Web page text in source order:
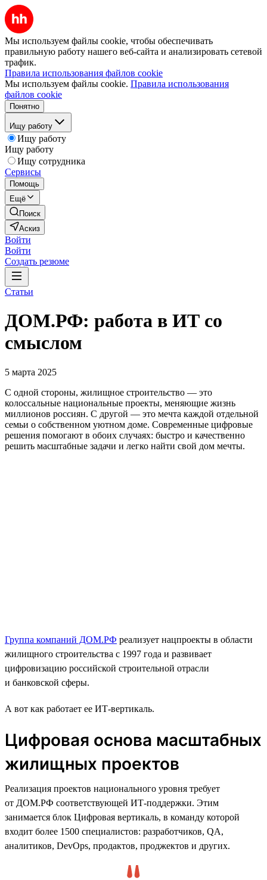
Мы используем файлы cookie, чтобы обеспечивать
правильную работу нашего веб-сайта и анализировать сетевой
трафик.
Правила использования файлов cookie
Мы используем файлы cookie. Правила использования
файлов cookie
Понятно
Ищу работу
Ищу работу
Ищу работу
Ищу сотрудника
Сервисы
Помощь
Ещё
Поиск
Аскиз
Войти
Войти
Создать резюме
Статьи
ДОМ.РФ: работа в ИТ со
смыслом
5 марта 2025
С одной стороны, жилищное строительство — это
колоссальные национальные проекты, меняющие жизнь
миллионов россиян. С другой — это мечта каждой отдельной
семьи о собственном уютном доме. Современные цифровые
решения помогают в обоих случаях: быстро и качественно
решить масштабные задачи и легко найти свой дом мечты.
Группа компаний ДОМ.РФ реализует нацпроекты в области
жилищного строительства с 1997 года и развивает
цифровизацию российской строительной отрасли
и банковской сферы.
А вот как работает ее ИТ-вертикаль.
Цифровая основа масштабных
жилищных проектов
Реализация проектов национального уровня требует
от ДОМ.РФ соответствующей ИТ-поддержки. Этим
занимается блок Цифровая вертикаль, в команду которой
входит более 1500 специалистов: разработчиков, QA,
аналитиков, DevOps, продактов, проджектов и других.